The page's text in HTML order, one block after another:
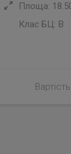
Площа:
Клас БЦ: B